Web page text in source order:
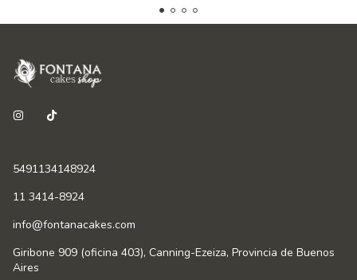
5491134148924
11 3414-8924
info@fontanacakes.com
Giribone 909 (oficina 403), Canning-Ezeiza, Provincia de Buenos
Aires